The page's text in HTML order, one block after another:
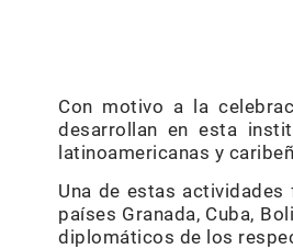
Con motivo a la
desarrollan en esta
latinoamericanas y
Una de estas
países Granada, Cuba,
diplomáticos de los